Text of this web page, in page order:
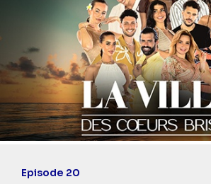
Episode 20